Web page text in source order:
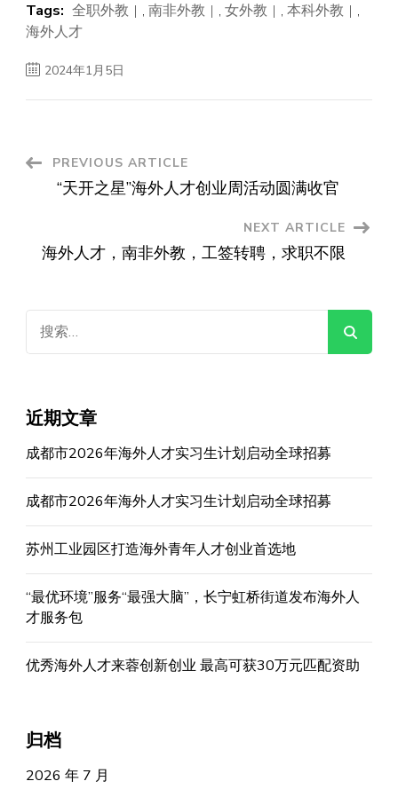
Tags: 全职外教 , 南非外教 , 女外教 , 本科外教
,
海外人才
2024年1月5日
Post
Navigation
PREVIOUS ARTICLE
“天开之星”海外人才创业周活动圆满收官
NEXT ARTICLE
海外人才，南非外教，工签转聘，求职不限
索：
近期文章
成都市2026年海外人才实习生计划启动全球招募
成都市2026年海外人才实习生计划启动全球招募
苏州工业园区打造海外青年人才创业首选地
“最优环境”服务“最强大脑”，长宁虹桥街道发布海外人
才服务包
优秀海外人才来蓉创新创业 最高可获30万元匹配资助
归档
2026 年 7 月